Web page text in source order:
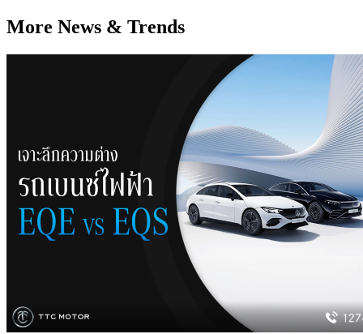
More News & Trends